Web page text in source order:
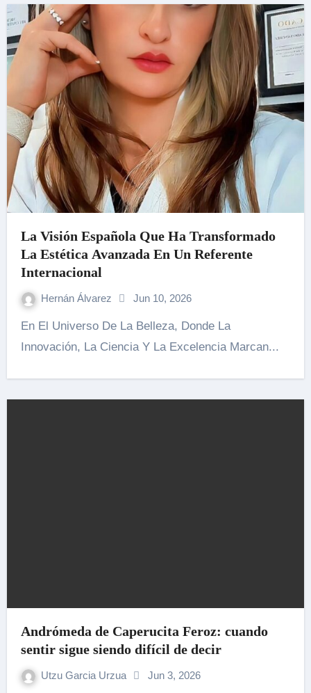
La Visión Española Que Ha Transformado
La Estética Avanzada En Un Referente
Internacional
Hernán Álvarez Jun 10, 2026
En El Universo De La Belleza, Donde La
Innovación, La Ciencia Y La Excelencia Marcan...
Andrómeda de Caperucita Feroz: cuando
sentir sigue siendo difícil de decir
Utzu Garcia Urzua Jun 3, 2026